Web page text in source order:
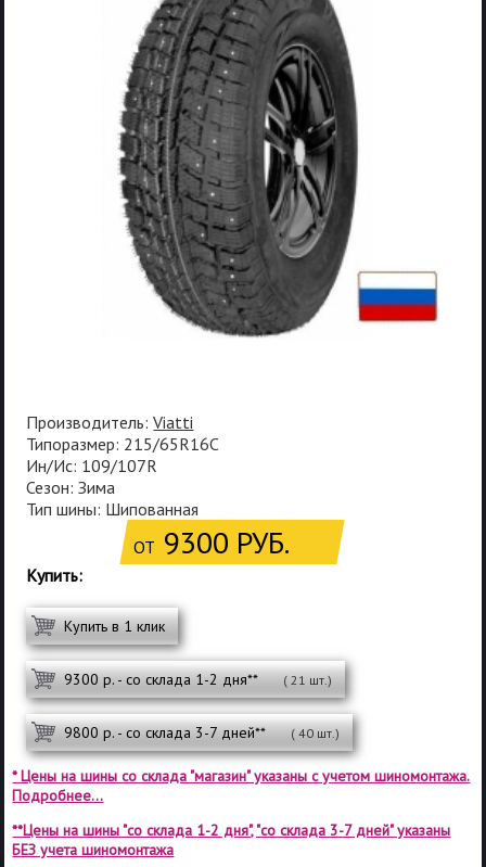
Производитель:Viatti
Типоразмер: 215/65R16C
Ин/Ис: 109/107R
Сезон: Зима
Тип шины: Шипованная
ОТ 9300 РУБ.
Купить:
Купить в 1 клик
9300 р. - со склада 1-2 дня** ( 21 шт.)
9800 р. - со склада 3-7 дней** ( 40 шт.)
* Цены на шины со склада "магазин" указаны с учетом шиномонтажа.
Подробнее...
**Цены на шины "со склада 1-2 дня", "со склада 3-7 дней" указаны
БЕЗ учета шиномонтажа